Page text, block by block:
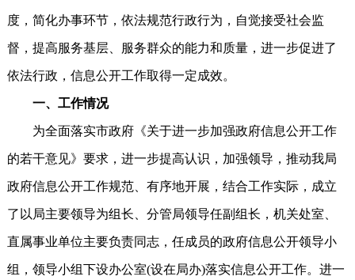
度，简化办事环节，依法规范行政行为，自觉接受社会监
督，提高服务基层、服务群众的能力和质量，进一步促进了
依法行政，信息公开工作取得一定成效。
一、工作情况
为全面落实市政府《关于进一步加强政府信息公开工作
的若干意见》要求，进一步提高认识，加强领导，推动我局
政府信息公开工作规范、有序地开展，结合工作实际，成立
了以局主要领导为组长、分管局领导任副组长，机关处室、
直属事业单位主要负责同志，任成员的政府信息公开领导小
组，领导小组下设办公室(设在局办)落实信息公开工作。进一